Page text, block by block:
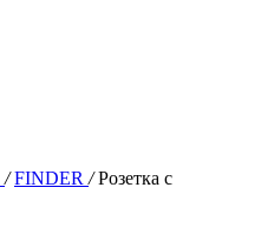
/ FINDER / Розетка с